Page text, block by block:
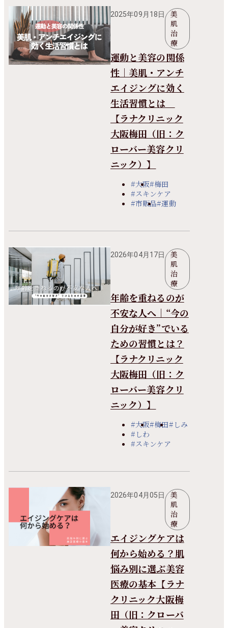
2025年09月18日
美
肌
治
療
運動と美容の関係
性｜美肌・アンチ
エイジングに効く
生活習慣とは
【ラナクリニック
大阪梅田（旧：ク
ローバー美容クリ
ニック）】
#大阪#梅田
#スキンケア
#市販品#運動
2026年04月17日
美
肌
治
療
年齢を重ねるのが
不安な人へ｜“今の
自分が好き”でいる
ための習慣とは？
【ラナクリニック
大阪梅田（旧：ク
ローバー美容クリ
ニック）】
#大阪#梅田#しみ
#しわ
#スキンケア
2026年04月05日
美
肌
治
療
エイジングケアは
何から始める？肌
悩み別に選ぶ美容
医療の基本【ラナ
クリニック大阪梅
田（旧：クローバ